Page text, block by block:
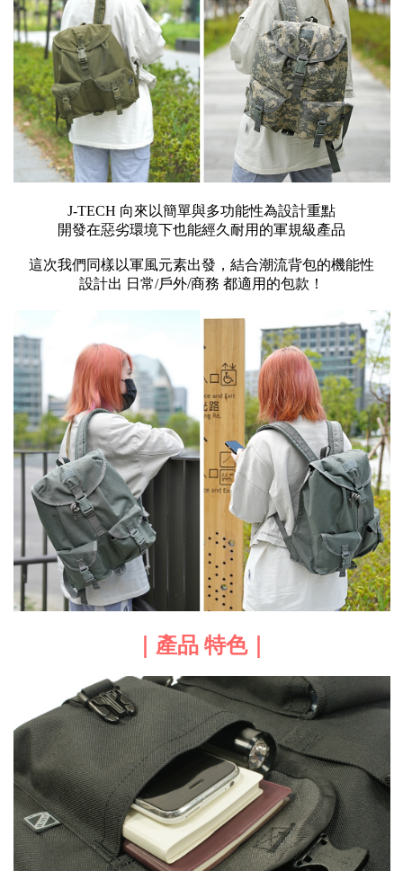
J-TECH 向來以簡單與多功能性為設計重點
開發在惡劣環境下也能經久耐用的軍規級產品
這次我們同樣以軍風元素出發，結合潮流背包的機能性
設計出 日常/戶外/商務 都適用的包款！
｜產品 特色｜